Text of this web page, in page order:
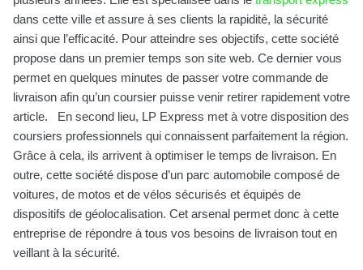
dans cette ville et assure à ses clients la rapidité, la sécurité
ainsi que l’efficacité. Pour atteindre ses objectifs, cette société
propose dans un premier temps son site web. Ce dernier vous
permet en quelques minutes de passer votre commande de
livraison afin qu’un coursier puisse venir retirer rapidement votre
article. En second lieu, LP Express met à votre disposition des
coursiers professionnels qui connaissent parfaitement la région.
Grâce à cela, ils arrivent à optimiser le temps de livraison. En
outre, cette société dispose d’un parc automobile composé de
voitures, de motos et de vélos sécurisés et équipés de
dispositifs de géolocalisation. Cet arsenal permet donc à cette
entreprise de répondre à tous vos besoins de livraison tout en
veillant à la sécurité.